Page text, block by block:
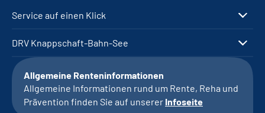
Service auf einen Klick
DRV Knappschaft-Bahn-See
Allgemeine Renteninformationen
Allgemeine Informationen rund um Rente, Reha und
Prävention finden Sie auf unserer Infoseite